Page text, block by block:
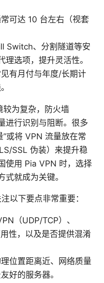
可达 10 台左右（视套
Switch、分割隧道等安
选项，提升灵活性。
有月付与年度/长期计
为复杂，防火墙
进行识别与阻断。很多
或将 VPN 流量放在常
SSL 伪装）来提升稳
使用 Pia VPN 时，选择
就成为关键。
以下要点非常重要：
（UDP/TCP）、
性，以及是否提供混淆
位置距离近、网络质量
好的服务器。